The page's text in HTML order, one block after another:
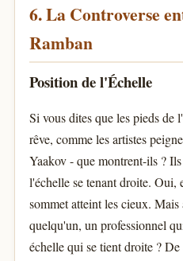
6. La Controverse
Ramban
Position de l'Échelle
Si vous dites que les pieds de
rêve, comme les artistes
Yaakov - que montrent-ils ?
l'échelle se tenant droite. Oui,
sommet atteint les cieux. Mais
quelqu'un, un professionnel
échelle qui se tient droite ?